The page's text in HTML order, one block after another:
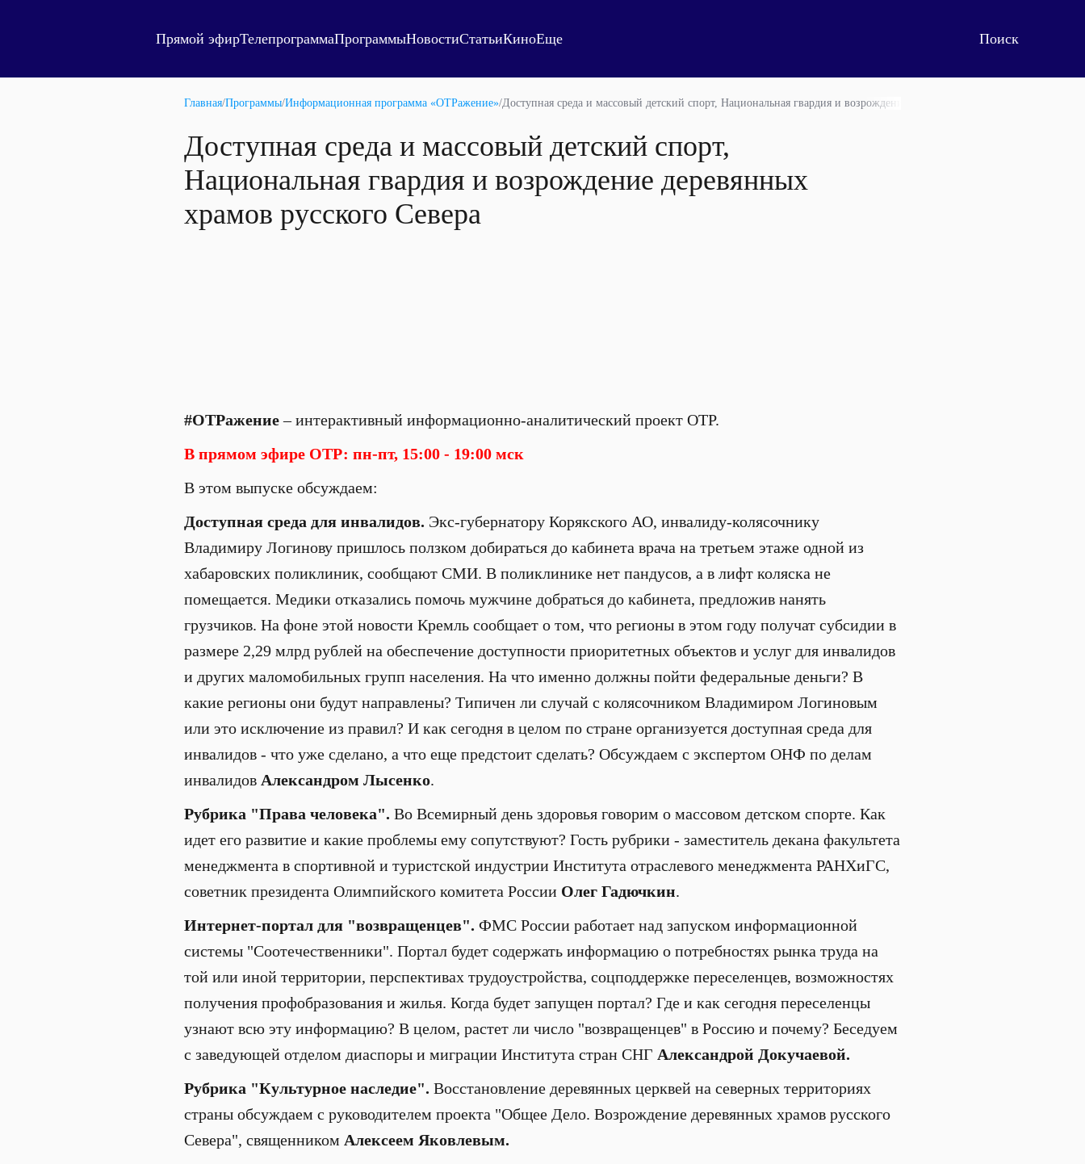
Прямой эфирТелепрограммаПрограммыНовостиСтатьиКиноЕще
Главная/Программы/Информационная программа «ОТРажение»/Доступная среда и массовый детский спорт, Национальная гвардия и возрождение деревянных храмов русского
Доступная среда и массовый детский спорт,
Национальная гвардия и возрождение деревянных
храмов русского Севера
#ОТРажение– интерактивный информационно-аналитический проект ОТР.
В прямом эфире ОТР: пн-пт, 15:00 - 19:00 мск
В этом выпуске обсуждаем:
Доступная среда для инвалидов. Экс-губернатору Корякского АО, инвалиду-колясочнику
Владимиру Логинову пришлось ползком добираться до кабинета врача на третьем этаже одной из
хабаровских поликлиник, сообщают СМИ. В поликлинике нет пандусов, а в лифт коляска не
помещается. Медики отказались помочь мужчине добраться до кабинета, предложив нанять
грузчиков. На фоне этой новости Кремль сообщает о том, что регионы в этом году получат субсидии в
размере 2,29 млрд рублей на обеспечение доступности приоритетных объектов и услуг для инвалидов
и других маломобильных групп населения. На что именно должны пойти федеральные деньги? В
какие регионы они будут направлены? Типичен ли случай с колясочником Владимиром Логиновым
или это исключение из правил? И как сегодня в целом по стране организуется доступная среда для
инвалидов - что уже сделано, а что еще предстоит сделать? Обсуждаем с экспертом ОНФ по делам
инвалидов Александром Лысенко.
Рубрика "Права человека". Во Всемирный день здоровья говорим о массовом детском спорте. Как
идет его развитие и какие проблемы ему сопутствуют? Гость рубрики - заместитель декана факультета
менеджмента в спортивной и туристской индустрии Института отраслевого менеджмента РАНХиГС,
советник президента Олимпийского комитета России Олег Гадючкин.
Интернет-портал для "возвращенцев". ФМС России работает над запуском информационной
системы "Соотечественники". Портал будет содержать информацию о потребностях рынка труда на
той или иной территории, перспективах трудоустройства, соцподдержке переселенцев, возможностях
получения профобразования и жилья. Когда будет запущен портал? Где и как сегодня переселенцы
узнают всю эту информацию? В целом, растет ли число "возвращенцев" в Россию и почему? Беседуем
с заведующей отделом диаспоры и миграции Института стран СНГ Александрой Докучаевой.
Рубрика "Культурное наследие". Восстановление деревянных церквей на северных территориях
страны обсуждаем с руководителем проекта "Общее Дело. Возрождение деревянных храмов русского
Севера", священником Алексеем Яковлевым.